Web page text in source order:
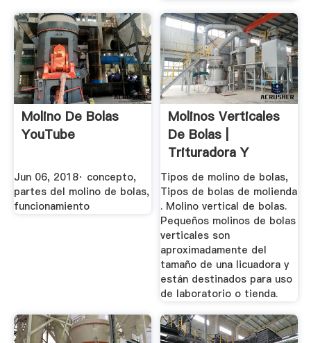
Molino De Bolas
YouTube
Jun 06, 2018· concepto,
partes del molino de bolas,
funcionamiento
Molinos Verticales
De Bolas |
Trituradora Y
Molinos
Tipos de molino de bolas,
Tipos de bolas de molienda
. Molino vertical de bolas.
Pequeños molinos de bolas
verticales son
aproximadamente del
tamaño de una licuadora y
están destinados para uso
de laboratorio o tienda.